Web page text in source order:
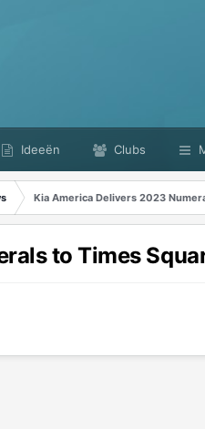
Ideeën Clubs
Kia America Delivers 2023
to Times